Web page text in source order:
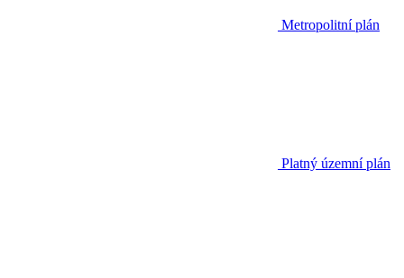
Metropolitní plán
Platný územní plán